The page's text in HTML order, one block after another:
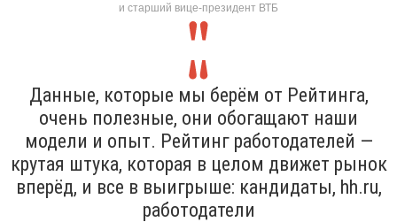
и старший вице-президент ВТБ
Данные, которые мы берём от Рейтинга,
очень полезные, они обогащают наши
модели и опыт. Рейтинг работодателей —
крутая штука, которая в целом движет рынок
вперёд, и все в выигрыше: кандидаты, hh.ru,
работодатели